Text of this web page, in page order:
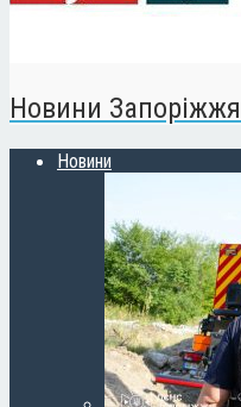
Новини
Новини